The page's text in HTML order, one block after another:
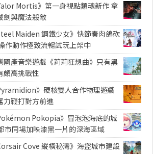
Mortis》第一身視點類魂新作 拿
劍與魔法殺敵
Maiden 鋼鐵少女》快節奏肉鴿砍
作動作極致流暢試玩上架中
國產音樂遊戲《莉莉狂想曲》只有黑
頗高挑戰性
》硬核雙人合作物理遊戲
力鞭打對方前進
Pokopia》冒泡泡海底的城
市同場加映漆黑一片的深海區域
Cove 縱橫秘灣》海盜城市建設